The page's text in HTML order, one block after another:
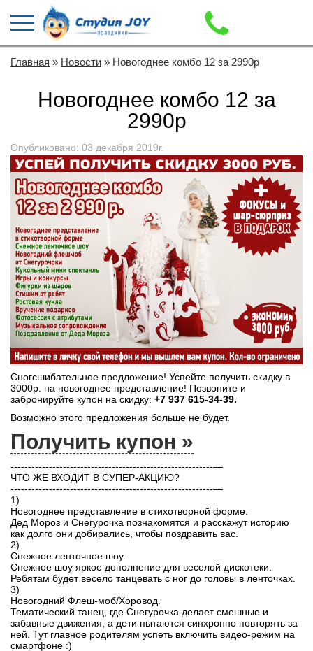
Главная » Новости » Новогоднее комбо 12 за 2990р
Новогоднее комбо 12 за
2990р
Опубликовано: 03 декабря 2019г.
Сногсшибательное предложение! Успейте получить скидку в
3000р. на новогоднее представление! Позвоните и
забронируйте купон на скидку: +7 937 615-34-39.
Возможно этого предложения больше не будет.
Получить купон »
----------------------------------------------------------—
ЧТО ЖЕ ВХОДИТ В СУПЕР-АКЦИЮ?
----------------------------------------------------------—
1)
Новогоднее представление в стихотворной форме.
Дед Мороз и Снегурочка познакомятся и расскажут историю
как долго они добирались, чтобы поздравить вас.
2)
Снежное ленточное шоу.
Снежное шоу яркое дополнение для веселой дискотеки.
Ребятам будет весело танцевать с ног до головы в ленточках.
3)
Новогодний Флеш-моб/Хоровод.
Тематический танец, где Снегурочка делает смешные и
забавные движения, а дети пытаются синхронно повторять за
ней. Тут главное родителям успеть включить видео-режим на
смартфоне :)